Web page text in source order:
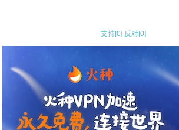
支持[0] 反对[0]
支持 反对